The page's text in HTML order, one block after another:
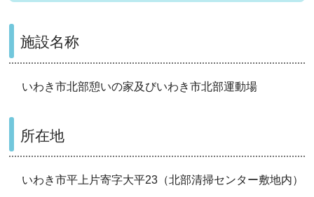
施設名称
いわき市北部憩いの家及びいわき市北部運動場
所在地
いわき市平上片寄字大平23（北部清掃センター敷地内）